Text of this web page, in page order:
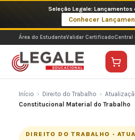
o
conteúdo
Seleção Legale: Lançamentos
Conhecer
Área do EstudanteValidar CertificadoCentral
Início › Direito do Trabalho ›
Constitucional Material do Trabalho
DIREITO DO TRABALHO ·